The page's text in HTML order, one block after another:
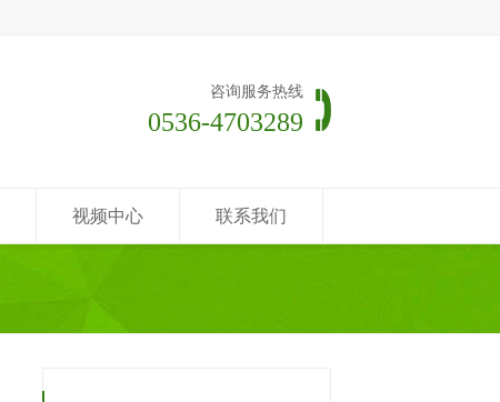
咨询服务热线
0536-4703289
视频中心 联系我们